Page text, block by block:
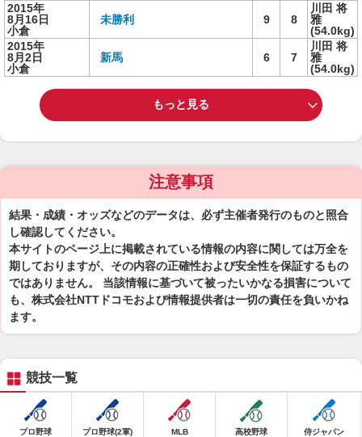
2015年
8月16日
小倉
未勝利 9 8
川田 将
雅
(54.0kg)
2015年
8月2日
小倉
新馬 6 7
川田 将
雅
(54.0kg)
もっと見る
注意事項
結果・成績・オッズなどのデータは、必ず主催者発行のものと照合
し確認してください。
本サイトのページ上に掲載されている情報の内容に関しては万全を
期しておりますが、その内容の正確性および安全性を保証するもの
ではありません。 当該情報に基づいて被ったいかなる損害について
も、株式会社NTTドコモおよび情報提供者は一切の責任を負いかね
ます。
競技一覧
プロ野球 プロ野球(2軍) MLB 高校野球 侍ジャパン